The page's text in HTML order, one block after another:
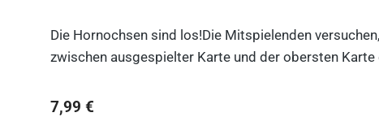
Die Hornochsen sind los!Die Mitspielenden
zwischen ausgespielter Karte und der obersten Karte
Regulärer Preis:
7,99 €